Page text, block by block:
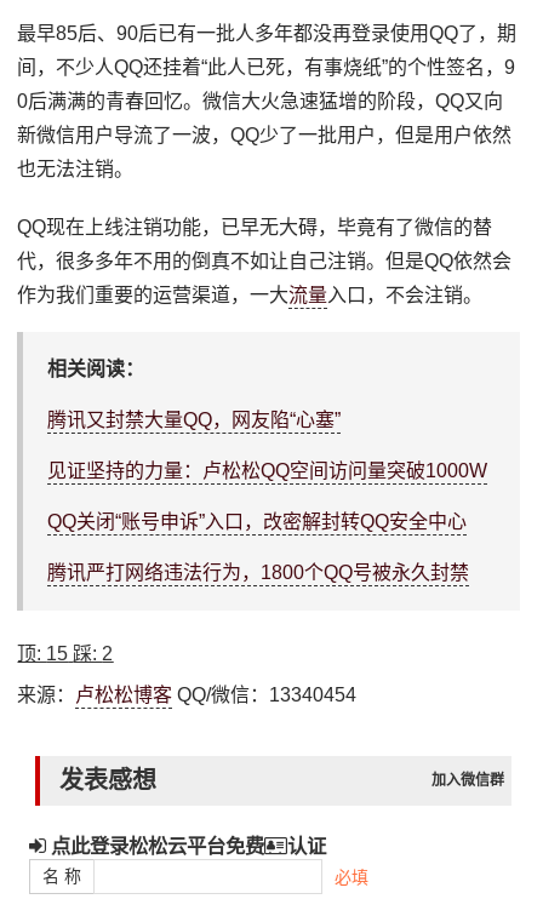
最早85后、90后已有一批人多年都没再登录使用QQ了，期
间，不少人QQ还挂着“此人已死，有事烧纸”的个性签名，9
0后满满的青春回忆。微信大火急速猛增的阶段，QQ又向
新微信用户导流了一波，QQ少了一批用户，但是用户依然
也无法注销。
QQ现在上线注销功能，已早无大碍，毕竟有了微信的替
代，很多多年不用的倒真不如让自己注销。但是QQ依然会
作为我们重要的运营渠道，一大流量入口，不会注销。
相关阅读：
腾讯又封禁大量QQ，网友陷“心塞”
见证坚持的力量：卢松松QQ空间访问量突破1000W
QQ关闭“账号申诉”入口，改密解封转QQ安全中心
腾讯严打网络违法行为，1800个QQ号被永久封禁
顶: 15 踩: 2
来源： 卢松松博客 QQ/微信：13340454
发表感想 加入微信群
点此登录松松云平台免费 认证
名 称 必填